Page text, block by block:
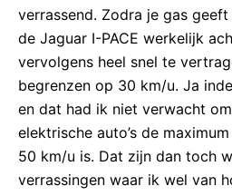
verrassend. Zodra je gas
de Jaguar I-PACE werkelijk
vervolgens heel snel te
begrenzen op 30 km/u. Ja
en dat had ik niet verwacht
elektrische auto’s de
50 km/u is. Dat zijn dan toch
verrassingen waar ik wel van